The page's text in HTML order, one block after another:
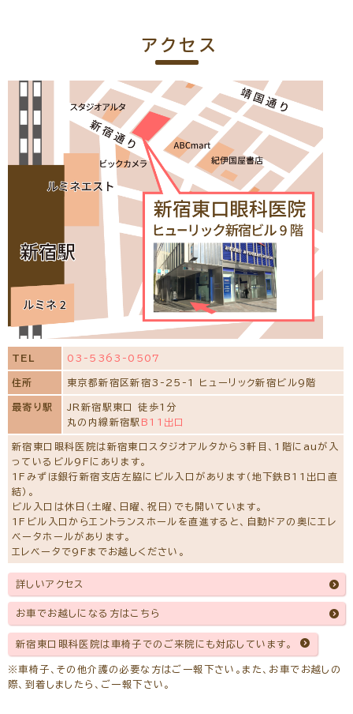
アクセス
TEL 03-5363-0507
住所 東京都新宿区新宿3-25-1 ヒューリック新宿ビル9階
最寄り駅
JR新宿駅東口 徒歩1分
丸の内線新宿駅 B11出口
新宿東口眼科医院は新宿東口スタジオアルタから3軒目、1階にauが入
っているビル9Fにあります。
1Fみずほ銀行新宿支店左脇にビル入口があります（地下鉄B11出口直
結）。
ビル入口は休日（土曜、日曜、祝日）でも開いています。
1Fビル入口からエントランスホールを直進すると、自動ドアの奥にエレ
ベータホールがあります。
エレベータで9Fまでお越しください。
詳しいアクセス
お車でお越しになる方はこちら
新宿東口眼科医院は車椅子でのご来院にも対応しています。
※車椅子、その他介護の必要な方はご一報下さい。また、お車でお越しの
際、到着しましたら、ご一報下さい。